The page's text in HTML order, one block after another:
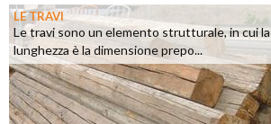
LE TRAVI
Le travi sono un elemento strutturale, in cui la
lunghezza è la dimensione prepo...